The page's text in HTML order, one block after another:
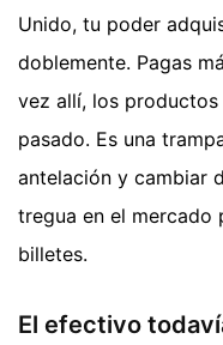
Unido, tu poder
doblemente. Pagas
vez allí, los productos
pasado. Es una
antelación y cambiar
tregua en el mercado
billetes.
El efectivo